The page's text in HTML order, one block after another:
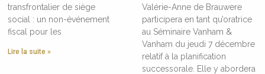
transfrontalier de siège
social : un non-événement
fiscal pour les
Lire la suite »
Valérie-Anne de Brauwere
participera en tant qu’oratrice
au Séminaire Vanham &
Vanham du jeudi 7 décembre
relatif à la planification
successorale. Elle y abordera